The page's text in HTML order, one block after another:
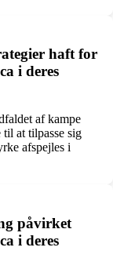
haft for
i deres
af kampe
til at tilpasse sig
afspejles i
påvirket
i deres